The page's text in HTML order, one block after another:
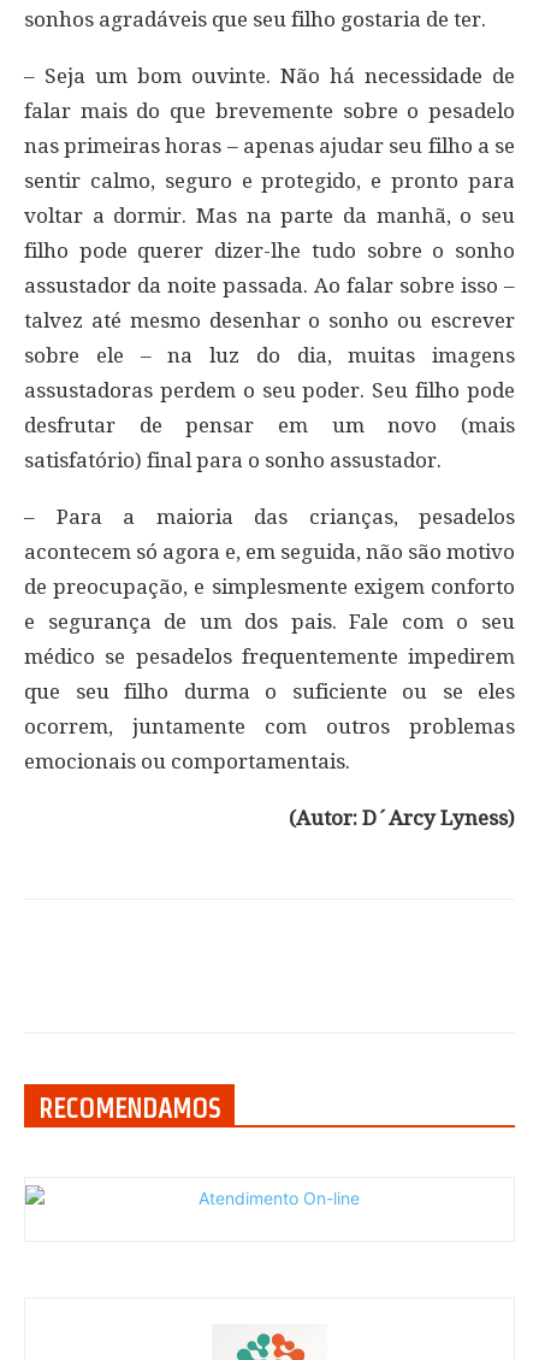
sonhos agradáveis ​​que seu filho gostaria de ter.
– Seja um bom ouvinte. Não há necessidade de
falar mais do que brevemente sobre o pesadelo
nas primeiras horas – apenas ajudar seu filho a se
sentir calmo, seguro e protegido, e pronto para
voltar a dormir. Mas na parte da manhã, o seu
filho pode querer dizer-lhe tudo sobre o sonho
assustador da noite passada. Ao falar sobre isso –
talvez até mesmo desenhar o sonho ou escrever
sobre ele – na luz do dia, muitas imagens
assustadoras perdem o seu poder. Seu filho pode
desfrutar de pensar em um novo (mais
satisfatório) final para o sonho assustador.
– Para a maioria das crianças, pesadelos
acontecem só agora e, em seguida, não são motivo
de preocupação, e simplesmente exigem conforto
e segurança de um dos pais. Fale com o seu
médico se pesadelos frequentemente impedirem
que seu filho durma o suficiente ou se eles
ocorrem, juntamente com outros problemas
emocionais ou comportamentais.
(Autor: D´Arcy Lyness)
RECOMENDAMOS